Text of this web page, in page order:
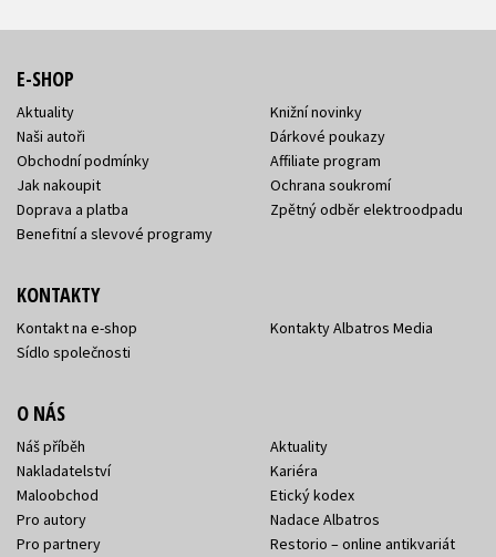
E-SHOP
Aktuality
Naši autoři
Obchodní podmínky
Jak nakoupit
Doprava a platba
Benefitní a slevové programy
Knižní novinky
Dárkové poukazy
Affiliate program
Ochrana soukromí
Zpětný odběr elektroodpadu
KONTAKTY
Kontakt na e-shop
Sídlo společnosti
Kontakty Albatros Media
O NÁS
Náš příběh
Nakladatelství
Maloobchod
Pro autory
Pro partnery
Aktuality
Kariéra
Etický kodex
Nadace Albatros
Restorio – online antikvariát